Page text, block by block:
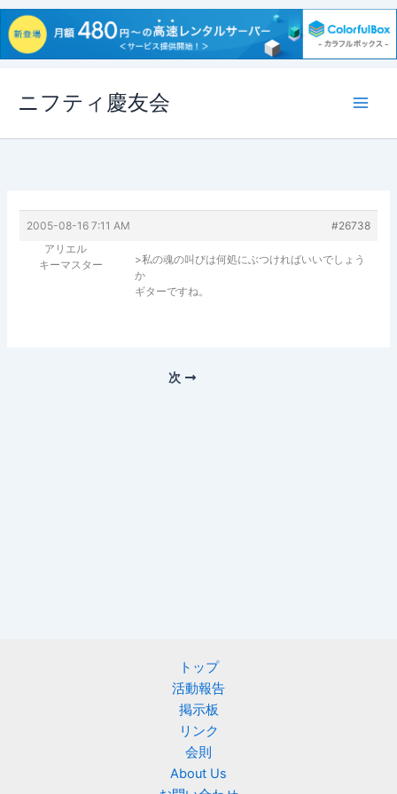
ス
ニフティ慶友会
2005-08-16 7:11 AM
#26738
アリエル
キーマスター
>私の魂の叫びは何処にぶつければいいでしょう
か
ギターですね。
次
トップ
活動報告
掲示板
リンク
会則
About Us